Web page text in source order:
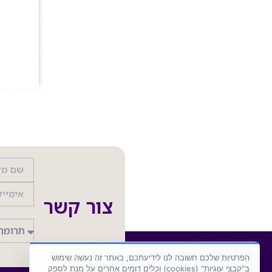
צור קשר
הפרטיות שלכם חשובה לנו לידיעתכם, באתר זה נעשה שימוש
ב"קבצי עוגיות" (cookies) וכלים דומים אחרים על מנת לספק